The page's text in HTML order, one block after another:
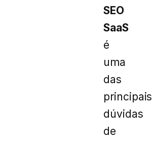
SEO
SaaS
é
uma
das
principais
dúvidas
de